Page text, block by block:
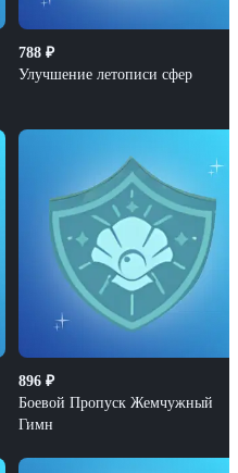
788 ₽
Улучшение летописи сфер
896 ₽
Боевой Пропуск Жемчужный
Гимн